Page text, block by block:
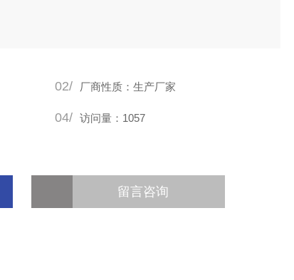
02/ 厂商性质：生产厂家
04/ 访问量：1057
留言咨询